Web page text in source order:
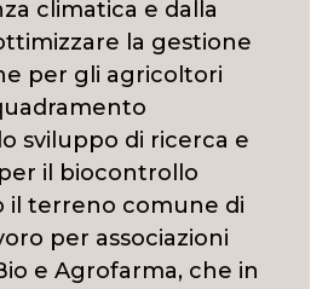
climatica e dalla
la gestione
per gli agricoltori
sviluppo di ricerca e
il biocontrollo
il terreno comune di
per associazioni
e Agrofarma, che in